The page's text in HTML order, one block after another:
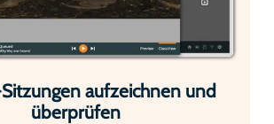
aufzeichnen und
überprüfen